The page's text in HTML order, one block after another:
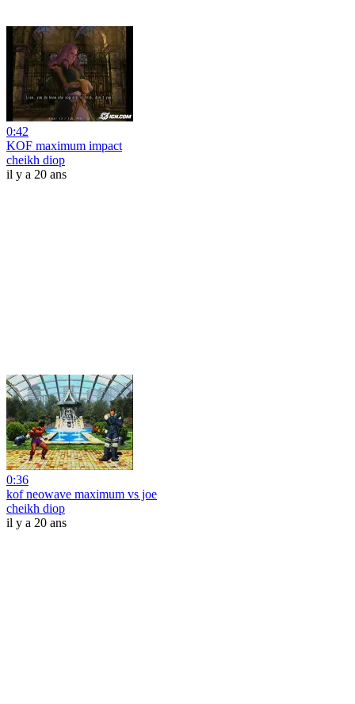
0:42
KOF maximum impact
cheikh diop
il y a 20 ans
0:36
kof neowave maximum vs joe
cheikh diop
il y a 20 ans